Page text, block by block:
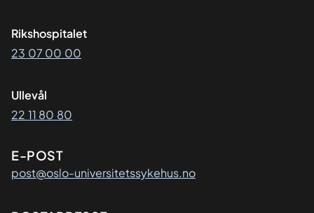
Rikshospitalet
23 07 00 00
Ullevål
22 11 80 80
E-POST
post@oslo-universitetssykehus.no